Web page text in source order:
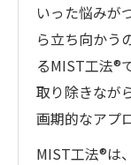
いった悩みが
ら立ち向かう
るMIST工法®
取り除きなが
画期的なアプ
MIST工法®は